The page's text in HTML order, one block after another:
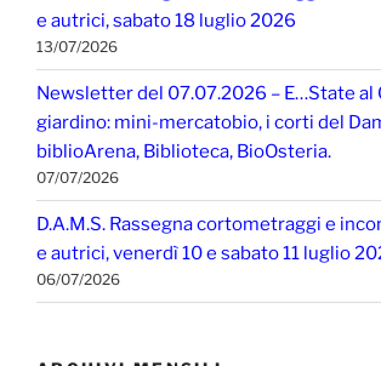
e autrici, sabato 18 luglio 2026
13/07/2026
Newsletter del 07.07.2026 – E…State al
giardino: mini-mercatobio, i corti del
biblioArena, Biblioteca, BioOsteria.
07/07/2026
D.A.M.S. Rassegna cortometraggi e
e autrici, venerdì 10 e sabato 11 luglio
06/07/2026